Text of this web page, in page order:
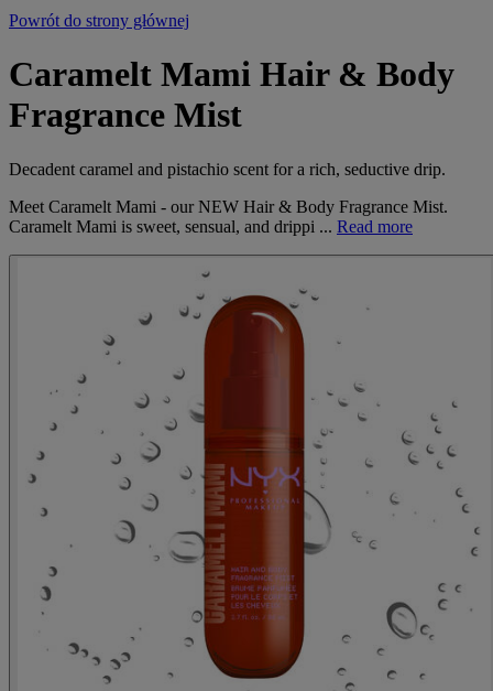
Powrót do strony głównej
Caramelt Mami Hair & Body
Fragrance Mist
Decadent caramel and pistachio scent for a rich, seductive drip.
Meet Caramelt Mami - our NEW Hair & Body Fragrance Mist.
Caramelt Mami is sweet, sensual, and drippi ... Read more